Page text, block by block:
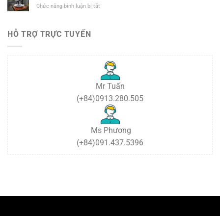
cuối
năm
2024
Chức năng bình luận bị tắt
HỖ TRỢ TRỰC TUYẾN
Mr Tuấn
(+84)0913.280.505
Ms Phương
(+84)091.437.5396